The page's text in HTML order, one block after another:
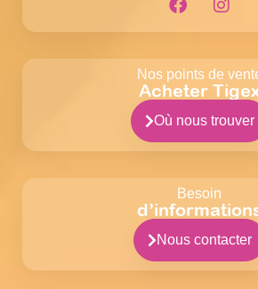
Nos points de
Acheter
Où nous trouver
Besoin
Nous contacter